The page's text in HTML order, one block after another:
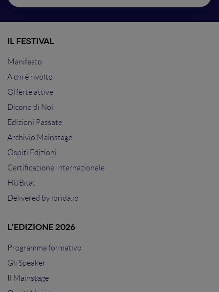
IL FESTIVAL
Manifesto
A chi è rivolto
Offerte attive
Dicono di Noi
Edizioni Passate
Archivio Mainstage
Ospiti Edizioni
Certificazione Internazionale
HUBitat
Delivered by ibrida.io
L'EDIZIONE 2026
Programma formativo
Gli Speaker
Il Mainstage